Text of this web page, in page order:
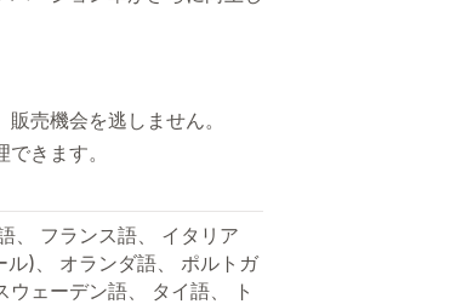
売機会を逃しません。
きます。
、 フランス語、 イタリア
)、 オランダ語、 ポルトガ
ェーデン語、 タイ語、 ト